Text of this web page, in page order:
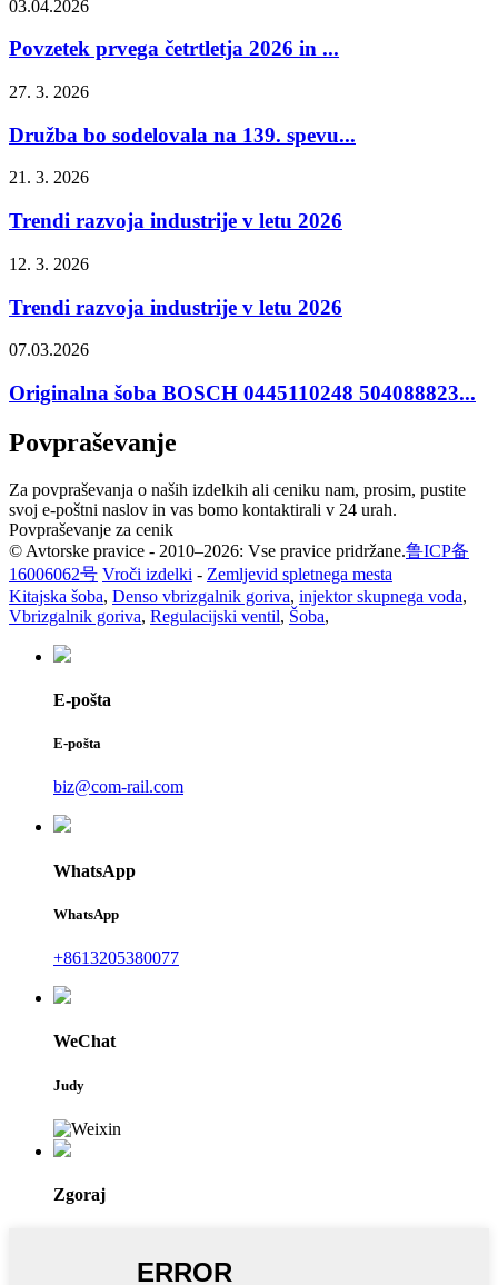
03.04.2026
Povzetek prvega četrtletja 2026 in ...
27. 3. 2026
Družba bo sodelovala na 139. spevu...
21. 3. 2026
Trendi razvoja industrije v letu 2026
12. 3. 2026
Trendi razvoja industrije v letu 2026
07.03.2026
Originalna šoba BOSCH 0445110248 504088823...
Povpraševanje
Za povpraševanja o naših izdelkih ali ceniku nam, prosim, pustite
svoj e-poštni naslov in vas bomo kontaktirali v 24 urah.
Povpraševanje za cenik
© Avtorske pravice - 2010–2026: Vse pravice pridržane.鲁ICP备
16006062号 Vroči izdelki - Zemljevid spletnega mesta
Kitajska šoba, Denso vbrizgalnik goriva, injektor skupnega voda,
Vbrizgalnik goriva, Regulacijski ventil, Šoba,
E-pošta
E-pošta
biz@com-rail.com
WhatsApp
WhatsApp
+8613205380077
WeChat
Judy
Zgoraj